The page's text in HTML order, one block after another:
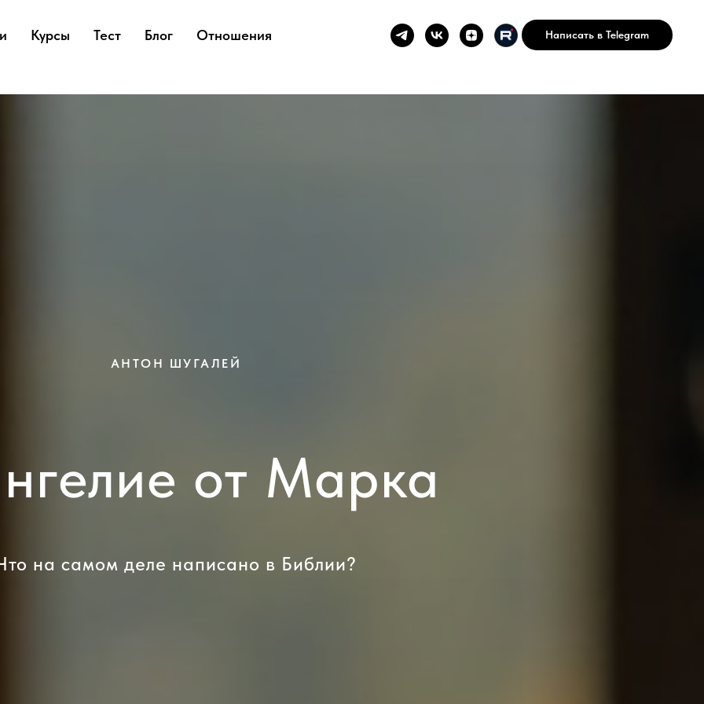
Курсы Тест Блог Отношения Написать в Telegram
от Марка
АНТОН ШУГАЛЕЙ
на самом деле написано в Библии?